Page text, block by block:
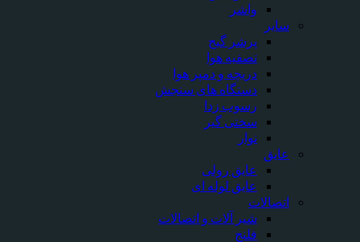
واشر
سایر
پرشر گیج
تصفیه هوا
دریچه و دمپر هوا
دستگاه های سنجش
رسوب زدا
سختی گیر
نوار
عایق
عایق رولی
عایق لوله ای
اتصالات
شیر آلات و اتصالات
فلنج